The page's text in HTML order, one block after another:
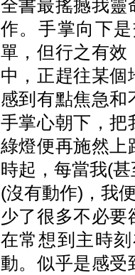
全書最搖撼我靈
作。手掌向下
單，但行之有效
中，正趕往某個
感到有點焦急和
手掌心朝下，把
綠燈便再施然上
時起，每當我(
(沒有動作)，我
少了很多不必要
在常想到主時
動。似乎是感受